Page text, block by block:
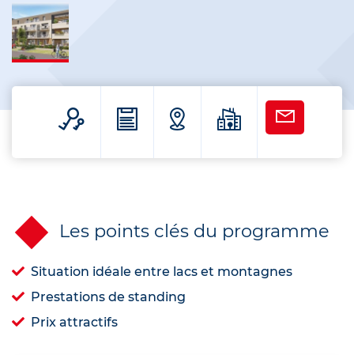
Les points clés du programme
Situation idéale entre lacs et montagnes
Prestations de standing
Prix attractifs